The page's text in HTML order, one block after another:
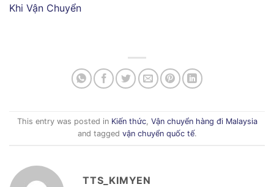
Khi Vận Chuyển
This entry was posted in Kiến thức, Vận chuyển hàng đi Malaysia
and tagged vận chuyển quốc tế.
TTS_KIMYEN